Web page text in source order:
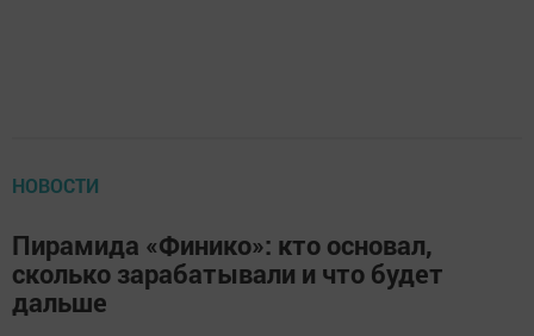
НОВОСТИ
Пирамида «Финико»: кто основал,
сколько зарабатывали и что будет
дальше